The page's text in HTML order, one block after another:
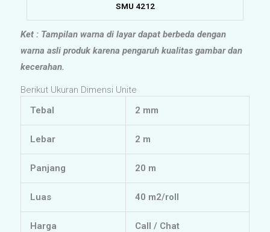
SMU 4212
Ket : Tampilan warna di layar dapat berbeda dengan
warna asli produk karena pengaruh kualitas gambar dan
kecerahan.
Berikut Ukuran Dimensi Unite
Tebal
2 mm
Lebar 2 m
Panjang 20 m
Luas 40 m2/roll
Harga Call / Chat